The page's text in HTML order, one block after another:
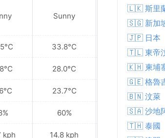
kph
Sunny
33.8°C
28.0°C
23.7°C
60%
14.8 kph
31.8°C
26.9°C
22.5°C
64%
16.9 kph
🇱🇰 斯里
🇸🇬 新加
🇯🇵 日本
🇹🇱 東帝
🇰🇭 柬埔
🇬🇪 格魯
🇧🇳 汶萊
🇸🇦 沙地
🇹🇭 泰國